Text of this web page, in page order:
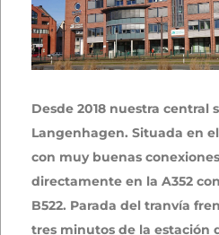
Desde 2018 nuestra central
Langenhagen. Situada en
con muy buenas
directamente en la A352
B522. Parada del tranvía
tres minutos de la estación